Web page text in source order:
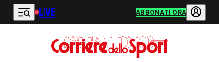
Vai al contenuto principale
LIVE ABBONATI ORA